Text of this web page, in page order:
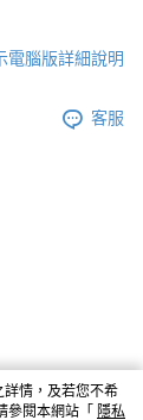
」服務完成之交
況，依本公司即
將視審查結果
律行動。
電腦版詳細說明
客服
情，及若您不希
參閱本網站「 隱私